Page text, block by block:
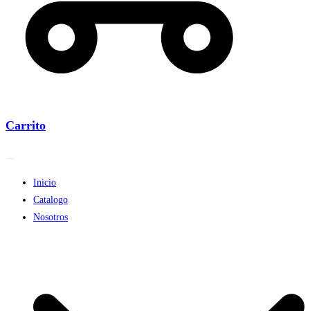
Carrito
Inicio
Catalogo
Nosotros